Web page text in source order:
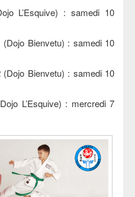
L’Esquive) : samedi 10
Bienvetu) : samedi 10
Bienvetu) : samedi 10
L’Esquive) : mercredi 7